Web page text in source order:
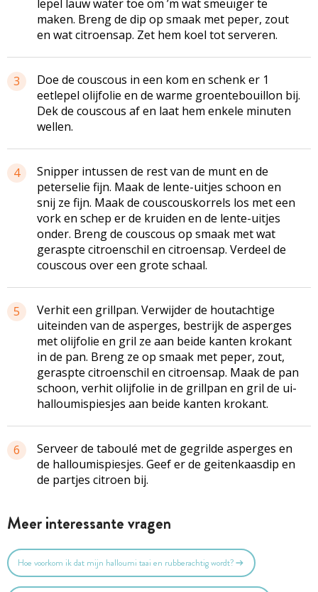
lepel lauw water toe om ’m wat smeuïger te
maken. Breng de dip op smaak met peper, zout
en wat citroensap. Zet hem koel tot serveren.
3
Doe de couscous in een kom en schenk er 1
eetlepel olijfolie en de warme groentebouillon bij.
Dek de couscous af en laat hem enkele minuten
wellen.
4
Snipper intussen de rest van de munt en de
peterselie fijn. Maak de lente-uitjes schoon en
snij ze fijn. Maak de couscouskorrels los met een
vork en schep er de kruiden en de lente-uitjes
onder. Breng de couscous op smaak met wat
geraspte citroenschil en citroensap. Verdeel de
couscous over een grote schaal.
5
Verhit een grillpan. Verwijder de houtachtige
uiteinden van de asperges, bestrijk de asperges
met olijfolie en gril ze aan beide kanten krokant
in de pan. Breng ze op smaak met peper, zout,
geraspte citroenschil en citroensap. Maak de pan
schoon, verhit olijfolie in de grillpan en gril de ui-
halloumispiesjes aan beide kanten krokant.
6
Serveer de taboulé met de gegrilde asperges en
de halloumispiesjes. Geef er de geitenkaasdip en
de partjes citroen bij.
Meer interessante vragen
Hoe voorkom ik dat mijn halloumi taai en rubberachtig wordt?